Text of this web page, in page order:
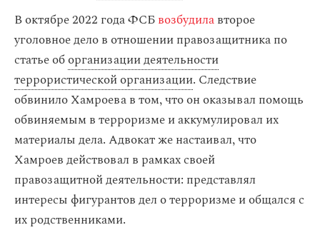
В октябре 2022 года ФСБвозбудилавторое
уголовное дело в отношении правозащитника по
статье оборганизации деятельности
террористической организации. Следствие
обвинило Хамроева в том, что он оказывал помощь
обвиняемым в терроризме и аккумулировал их
материалы дела. Адвокат же настаивал, что
Хамроев действовал в рамках своей
правозащитной деятельности: представлял
интересы фигурантов дел о терроризме и общался с
их родственниками.